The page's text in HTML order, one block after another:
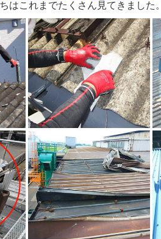
はこれまでたくさん見てきました。